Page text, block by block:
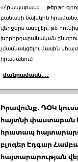
«Հրապարակ»․ թերթը
բանակի նախկին
վերջերս ասել էր, թե
խորհրդարանական
չմասնակցելու մասին
իրականում
մանրամասն...
Իրավունք. ԴՕԿ
հայտնի փաստաբան
հրատապ
բլոգեր Էդգար
հայտարարության